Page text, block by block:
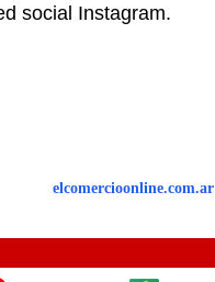
social Instagram.
elcomercioonline.com.ar